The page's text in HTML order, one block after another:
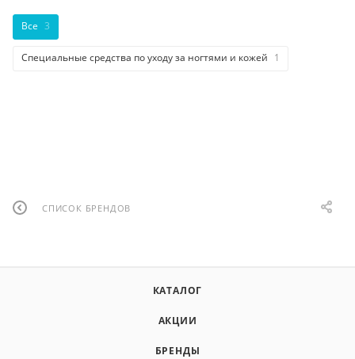
Все 3
Специальные средства по уходу за ногтями и кожей 1
СПИСОК БРЕНДОВ
КАТАЛОГ
АКЦИИ
БРЕНДЫ